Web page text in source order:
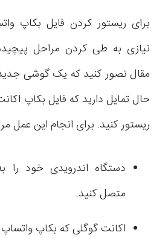
برای ریستور کردن فایل بکاپ
نیازی به طی کردن مراحل
مقال تصور کنید که یک گوشی
حال تمایل دارید که فایل بکاپ
ریستور کنید. برای انجام این عمل
دستگاه اندرویدی خود را
متصل کنید.
اکانت گوگلی که بکاپ